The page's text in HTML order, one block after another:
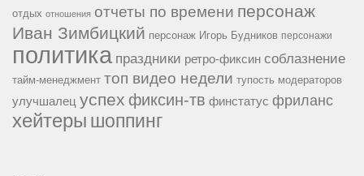
отдых отношения отчеты по времени персонаж
Иван Зимбицкий персонаж Игорь Будников персонажи
политика праздники ретро-фиксин соблазнение
тайм-менеджмент топ видео недели тупость модераторов
улучшалец успех фиксин-тв финстатус фриланс
хейтеры шоппинг